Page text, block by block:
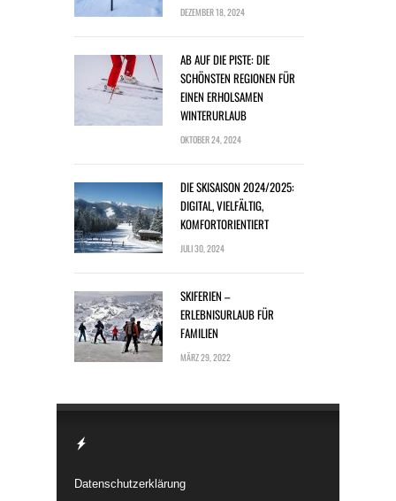
DEZEMBER 18, 2024
AB AUF DIE PISTE: DIE
SCHÖNSTEN REGIONEN FÜR
EINEN ERHOLSAMEN
WINTERURLAUB
OKTOBER 24, 2024
DIE SKISAISON 2024/2025:
DIGITAL, VIELFÄLTIG,
KOMFORTORIENTIERT
JULI 30, 2024
SKIFERIEN –
ERLEBNISURLAUB FÜR
FAMILIEN
MÄRZ 29, 2022
Datenschutzerklärung